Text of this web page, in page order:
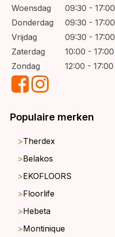
Woensdag
09:30 - 17:00
Donderdag
09:30 - 17:00
Vrijdag
09:30 - 17:00
Zaterdag
10:00 - 17:00
Zondag
12:00 - 17:00
Populaire merken
Therdex
Belakos
EKOFLOORS
Floorlife
Hebeta
Montinique